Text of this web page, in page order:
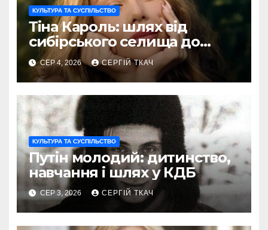
КУЛЬТУРА ТА СУСПІЛЬСТВО
Тіна Кароль: шлях від
сибірського селища до
голосу України
СЕР 4, 2026 СЕРГІЙ ТКАЧ
КУЛЬТУРА ТА СУСПІЛЬСТВО
Путін молодий: дитинство,
навчання і шлях у КДБ
СЕР 3, 2026 СЕРГІЙ ТКАЧ